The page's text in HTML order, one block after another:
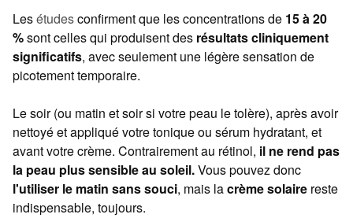
Lesétudesconfirment que les concentrations de 15 à 20
%sont celles qui produisent des résultats cliniquement
significatifs, avec seulement une légère sensation de
picotement temporaire.
Le soir (ou matin et soir si votre peau le tolère), après avoir
nettoyé et appliqué votre tonique ou sérum hydratant, et
avant votre crème. Contrairement au rétinol, il ne rend pas
la peau plus sensible au soleil.Vous pouvez donc
l'utiliser le matin sans souci, mais lacrème solaire reste
indispensable, toujours.